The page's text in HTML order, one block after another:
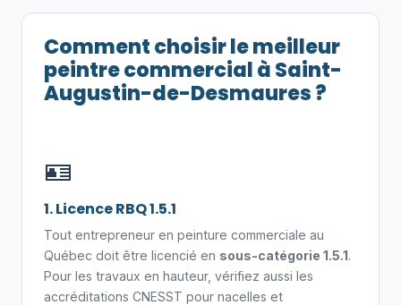
Comment choisir le meilleur
peintre commercial à Saint-
Augustin-de-Desmaures ?
🪪
1. Licence RBQ 1.5.1
Tout entrepreneur en peinture commerciale au
Québec doit être licencié en sous-catégorie 1.5.1.
Pour les travaux en hauteur, vérifiez aussi les
accréditations CNESST pour nacelles et